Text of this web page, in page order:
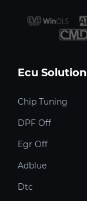
Ecu Solution
Chip Tuning
DPF Off
Egr Off
Adblue
Dtc